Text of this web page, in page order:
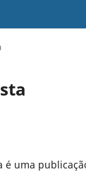
é uma